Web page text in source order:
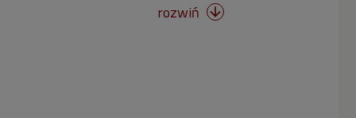
rozwiń 